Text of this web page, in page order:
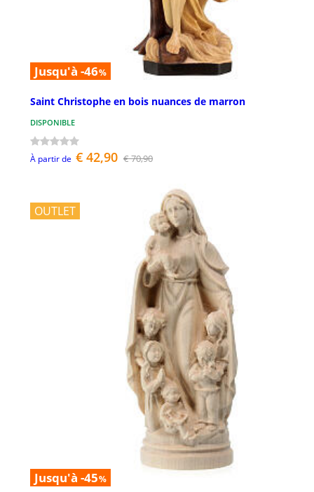
Jusqu'à -46%
Saint Christophe en bois nuances de marron
DISPONIBLE
À partir de € 42,90 € 70,90
OUTLET
Jusqu'à -45%